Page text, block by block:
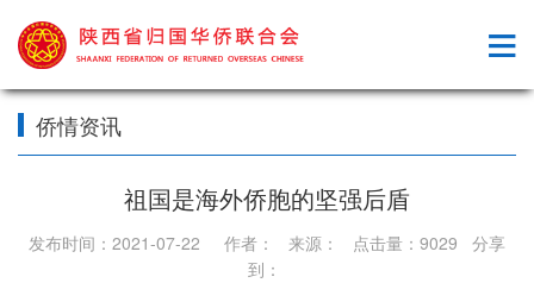
侨情资讯
祖国是海外侨胞的坚强后盾
发布时间：2021-07-22 作者： 来源： 点击量：9029 分享
到：